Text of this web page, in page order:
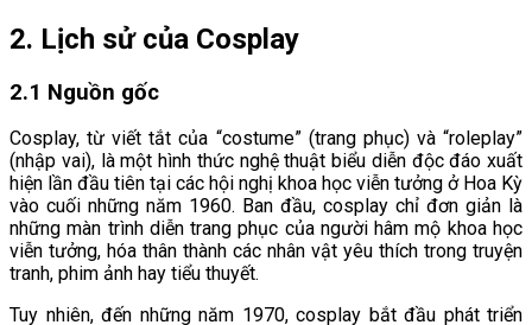
2. Lịch sử của Cosplay
2.1 Nguồn gốc
Cosplay, từ viết tắt của “costume” (trang phục) và “roleplay”
(nhập vai), là một hình thức nghệ thuật biểu diễn độc đáo xuất
hiện lần đầu tiên tại các hội nghị khoa học viễn tưởng ở Hoa Kỳ
vào cuối những năm 1960. Ban đầu, cosplay chỉ đơn giản là
những màn trình diễn trang phục của người hâm mộ khoa học
viễn tưởng, hóa thân thành các nhân vật yêu thích trong truyện
tranh, phim ảnh hay tiểu thuyết.
Tuy nhiên, đến những năm 1970, cosplay bắt đầu phát triển